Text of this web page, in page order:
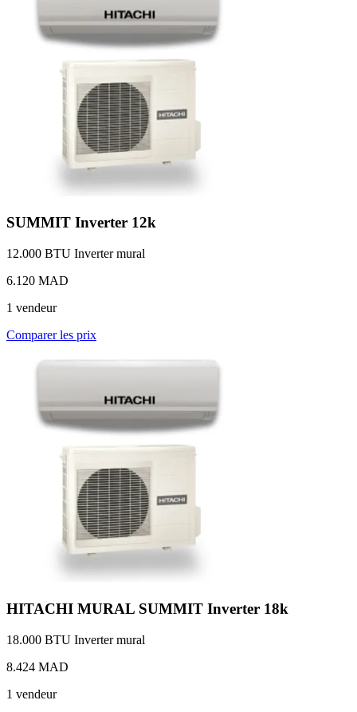
SUMMIT Inverter 12k
12.000 BTU Inverter mural
6.120 MAD
1 vendeur
Comparer les prix
HITACHI MURAL SUMMIT Inverter 18k
18.000 BTU Inverter mural
8.424 MAD
1 vendeur